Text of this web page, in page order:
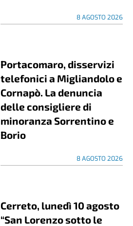
8 AGOSTO 2026
Portacomaro, disservizi
telefonici a Migliandolo e
Cornapò. La denuncia
delle consigliere di
minoranza Sorrentino e
Borio
8 AGOSTO 2026
Cerreto, lunedì 10 agosto
“San Lorenzo sotto le